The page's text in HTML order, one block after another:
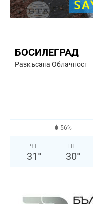
БОСИЛЕГРАД
Разкъсана Облачност
56%
ЧТ
31 °
ПТ
30°